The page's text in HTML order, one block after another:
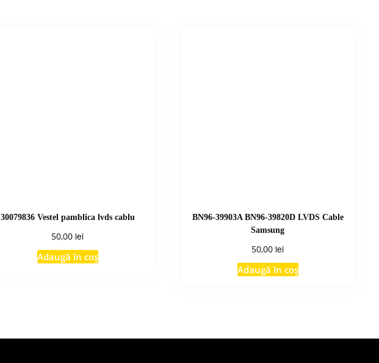
30079836 Vestel pamblica lvds cablu
50,00 lei
Adaugă în coș
BN96-39903A BN96-39820D LVDS Cable
Samsung
50,00 lei
Adaugă în coș